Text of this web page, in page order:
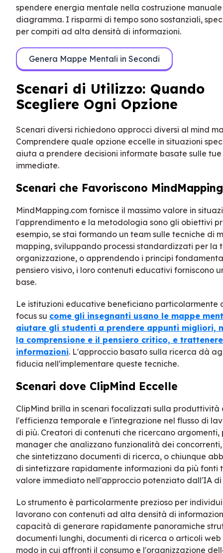
spendere energia mentale nella costruzione
diagramma. I risparmi di tempo sono sostanziali,
per compiti ad alta densità di informazioni.
Genera Mappe Mentali in Secondi
Scenari di Utilizzo: Quando
Scegliere Ogni Opzione
Scenari diversi richiedono approcci diversi al mind
Comprendere quale opzione eccelle in situazioni
aiuta a prendere decisioni informate basate sulle tue
immediate.
Scenari che Favoriscono
MindMapping.com fornisce il massimo valore in
l'apprendimento e la metodologia sono gli obiettivi
esempio, se stai formando un team sulle tecniche di
mapping, sviluppando processi standardizzati per la
organizzazione, o apprendendo i principi
pensiero visivo, i loro contenuti educativi forniscono
base.
Le istituzioni educative beneficiano particolarmente
focus su come gli insegnanti usano le mappe
aiutare gli studenti a prendere appunti migliori,
la comprensione e il pensiero critico, e
informazioni. L'approccio basato sulla ricerca dà
fiducia nell'implementare queste tecniche.
Scenari dove ClipMind Eccelle
ClipMind brilla in scenari focalizzati sulla produttività
l'efficienza temporale e l'integrazione nel flusso di
di più. Creatori di contenuti che ricercano argomenti,
manager che analizzano funzionalità dei
che sintetizzano documenti di ricerca, o chiunque
di sintetizzare rapidamente informazioni da più fonti
valore immediato nell'approccio potenziato dall'IA di
Lo strumento è particolarmente prezioso per
lavorano con contenuti ad alta densità di
capacità di generare rapidamente panoramiche
documenti lunghi, documenti di ricerca o articoli
modo in cui affronti il consumo e l'organizzazione